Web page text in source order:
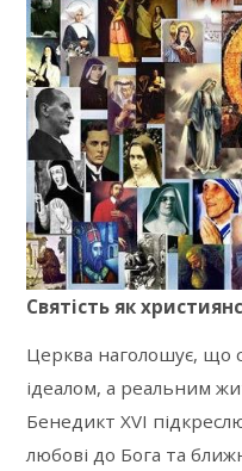
Святість як
Церква наголошує, що
ідеалом, а реальним
Бенедикт XVI
любові до Бога та